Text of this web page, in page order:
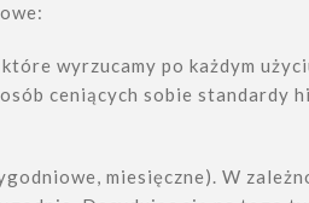
wyrzucamy po każdym
ceniących sobie standardy
miesięczne). W